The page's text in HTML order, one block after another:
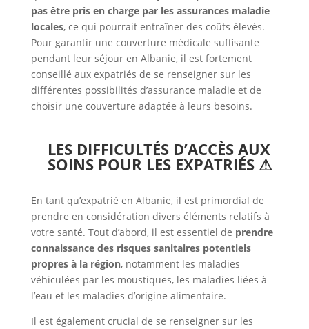
pas être pris en charge par les assurances maladie
locales, ce qui pourrait entraîner des coûts élevés.
Pour garantir une couverture médicale suffisante
pendant leur séjour en Albanie, il est fortement
conseillé aux expatriés de se renseigner sur les
différentes possibilités d’assurance maladie et de
choisir une couverture adaptée à leurs besoins.
LES DIFFICULTÉS D’ACCÈS AUX
SOINS POUR LES EXPATRIÉS ⚠
En tant qu’expatrié en Albanie, il est primordial de
prendre en considération divers éléments relatifs à
votre santé. Tout d’abord, il est essentiel de prendre
connaissance des risques sanitaires potentiels
propres à la région, notamment les maladies
véhiculées par les moustiques, les maladies liées à
l’eau et les maladies d’origine alimentaire.
Il est également crucial de se renseigner sur les